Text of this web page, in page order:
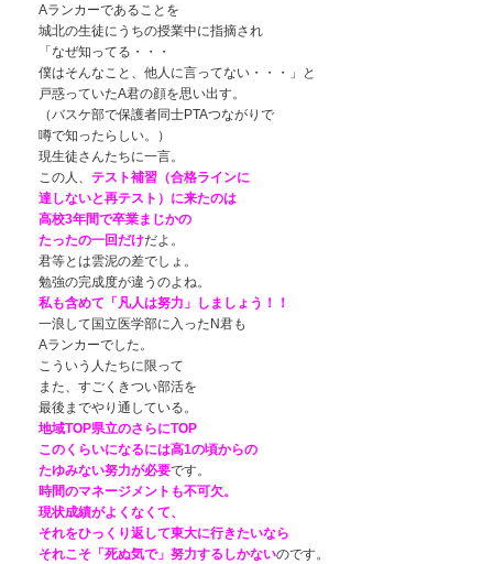
Aランカーであることを
城北の生徒にうちの授業中に指摘され
「なぜ知ってる・・・
僕はそんなこと、他人に言ってない・・・」と
戸惑っていたA君の顔を思い出す。
（バスケ部で保護者同士PTAつながりで
噂で知ったらしい。）
現生徒さんたちに一言。
この人、 テスト補習（合格ラインに
達しないと再テスト）に来たのは
高校3年間で卒業まじかの
たったの一回だけだよ。
君等とは雲泥の差でしょ。
勉強の完成度が違うのよね。
私も含めて「凡人は努力」しましょう！！
一浪して国立医学部に入ったN君も
Aランカーでした。
こういう人たちに限って
また、すごくきつい部活を
最後までやり通している。
地域TOP県立のさらにTOP
このくらいになるには高1の頃からの
たゆみない努力が必要です。
時間のマネージメントも不可欠。
現状成績がよくなくて、
それをひっくり返して東大に行きたいなら
それこそ「死ぬ気で」努力するしかないのです。